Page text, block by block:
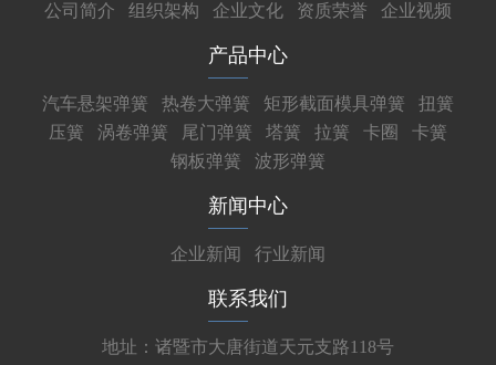
公司简介 组织架构 企业文化 资质荣誉 企业视频
产品中心
汽车悬架弹簧 热卷大弹簧 矩形截面模具弹簧
扭簧
压簧
涡卷弹簧 尾门弹簧 塔簧 拉簧 卡圈
卡簧
钢板弹簧
波形弹簧
新闻中心
企业新闻 行业新闻
联系我们
地址：诸暨市大唐街道天元支路118号